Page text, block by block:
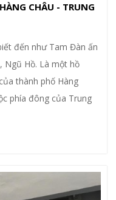
CHÂU - TRUNG
đến như Tam Đàn ấn
Hồ. Là một hồ
thành phố Hàng
phía đông của Trung